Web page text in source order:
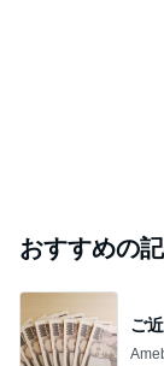
おすすめの
ご